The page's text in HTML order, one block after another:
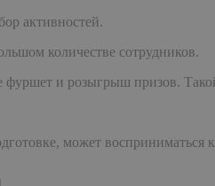
активностей.
количестве сотрудников.
и розыгрыш призов.
может восприниматься